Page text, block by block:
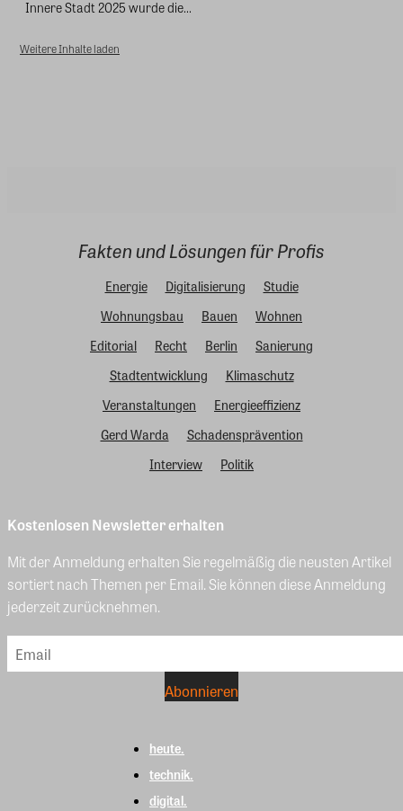
Innere Stadt 2025 wurde die...
Weitere Inhalte laden
Fakten und Lösungen für Profis
Energie Digitalisierung
Studie
Wohnungsbau
Bauen
Wohnen
Editorial
Recht Berlin
Sanierung
Stadtentwicklung
Klimaschutz
Veranstaltungen
Energieeffizienz
Gerd Warda
Schadensprävention
Interview
Politik
Kostenlosen Newsletter erhalten
Mit der Anmeldung erhalten Sie regelmäßig die neusten Artikel
sortiert nach Themen per Email. Sie können diese Anmeldung
jederzeit zurücknehmen.
heute.
technik.
digital.